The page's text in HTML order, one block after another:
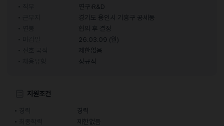
연구·R&D
경기도 용인시 기흥구 공세동
협의 후 결정
26.03.09 (월)
제한없음
정규직
지원조건
경력
제한없음